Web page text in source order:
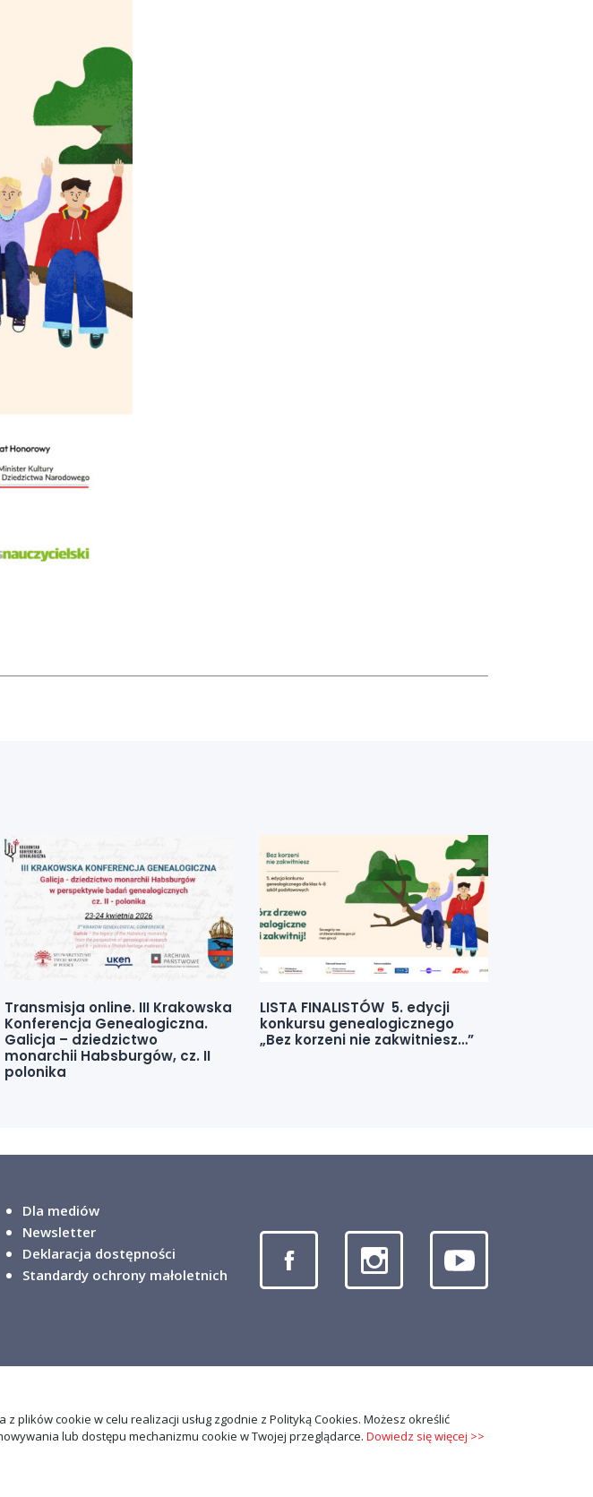
Transmisja online. III Krakowska
Konferencja Genealogiczna.
Galicja – dziedzictwo
monarchii Habsburgów, cz. II
polonika
LISTA FINALISTÓW 5. edycji
konkursu genealogicznego
„Bez korzeni nie zakwitniesz…”
Dla mediów
Newsletter
Deklaracja dostępności
Standardy ochrony małoletnich
z plików cookie w celu realizacji usług zgodnie z Polityką Cookies. Możesz określić
lub dostępu mechanizmu cookie w Twojej przeglądarce. Dowiedz się więcej >>